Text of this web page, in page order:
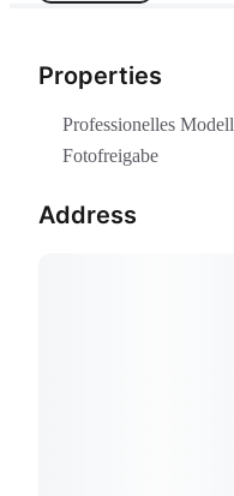
Properties
Professionelles Modell
Fotofreigabe
Address